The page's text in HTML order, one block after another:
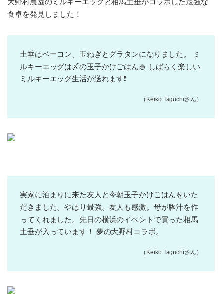
大野村農園のミルキーエッグと相馬土垂がコラボした最強な
食卓を発見しました！
土垂はベーコン、玉ねぎとグラタンになりました。 ミ
ルキーエッグは〆の玉子かけごはん🍚 しばらく楽しい
ミルキーエッグ生活が送れます❗️
（Keiko Taguchiさん）
実家に泊まりに来た友人と今朝玉子かけごはんをいた
だきました。やはり最強。友人も感激。母が豚汁を作
ってくれました。先日の横浜のイベントで買った相馬
土垂が入っています！ 夢の大野村コラボ。
（Keiko Taguchiさん）